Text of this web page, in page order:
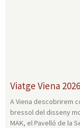
Viatge Viena 2026
A Viena descobrirem
bressol del disseny
MAK, el Pavelló de la